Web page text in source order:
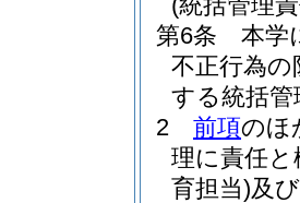
第6条
本学
不正行為
する統括
2
前項のほ
理に責任
育担当)及